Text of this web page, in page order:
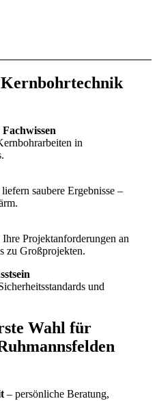
in
saubere Ergebnisse –
Projektanforderungen an
zu Großprojekten.
und
Wahl für
– persönliche Beratung,